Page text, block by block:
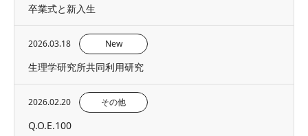
卒業式と新入生
2026.03.18 New
生理学研究所共同利用研究
2026.02.20 その他
Q.O.E.100